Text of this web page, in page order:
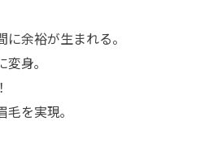
余裕が生まれる。
変身｡
毛を実現｡